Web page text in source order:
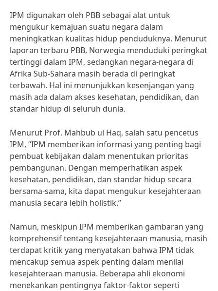
IPM digunakan oleh PBB sebagai alat untuk
mengukur kemajuan suatu negara dalam
meningkatkan kualitas hidup penduduknya. Menurut
laporan terbaru PBB, Norwegia menduduki peringkat
tertinggi dalam IPM, sedangkan negara-negara di
Afrika Sub-Sahara masih berada di peringkat
terbawah. Hal ini menunjukkan kesenjangan yang
masih ada dalam akses kesehatan, pendidikan, dan
standar hidup di seluruh dunia.
Menurut Prof. Mahbub ul Haq, salah satu pencetus
IPM, “IPM memberikan informasi yang penting bagi
pembuat kebijakan dalam menentukan prioritas
pembangunan. Dengan memperhatikan aspek
kesehatan, pendidikan, dan standar hidup secara
bersama-sama, kita dapat mengukur kesejahteraan
manusia secara lebih holistik.”
Namun, meskipun IPM memberikan gambaran yang
komprehensif tentang kesejahteraan manusia, masih
terdapat kritik yang menyatakan bahwa IPM tidak
mencakup semua aspek penting dalam menilai
kesejahteraan manusia. Beberapa ahli ekonomi
menekankan pentingnya faktor-faktor seperti